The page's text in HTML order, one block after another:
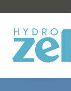
springen